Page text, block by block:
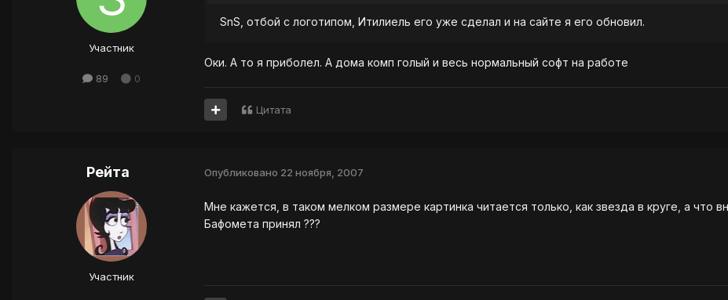
Участник
89 0
SnS, отбой с логотипом, Итилиель его уже сделал и на сайте я его обновил.
Оки. А то я приболел. А дома комп голый и весь нормальный софт на работе
Цитата
Рейта
Участник
Опубликовано 22 ноября, 2007
Мне кажется, в таком мелком размере картинка читается только, как звезда в круге, а что
Бафомета принял ???